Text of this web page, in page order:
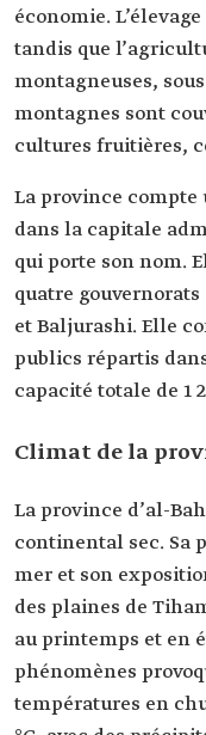
économie.
tandis que
montagneuses,
montagnes sont
cultures fruitières,
La province compte
dans la capitale
qui porte son nom.
quatre
et Baljurashi. Elle
publics répartis
capacité totale de 1
Climat de la
La province d’al-
continental sec. Sa
mer et son
des plaines de
au printemps et en
phénomènes
températures en